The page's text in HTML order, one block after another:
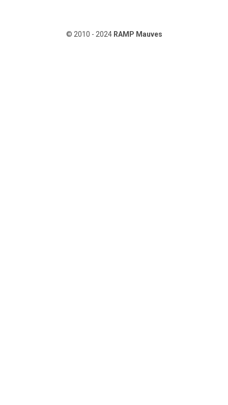
© 2010 - 2024 RAMP Mauves